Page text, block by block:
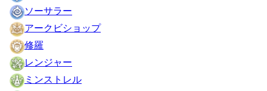
ソーサラー
アークビショップ
修羅
レンジャー
ミンストレル